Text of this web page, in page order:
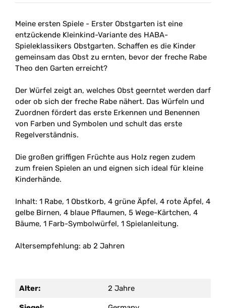
Meine ersten Spiele - Erster Obstgarten ist eine
entzückende Kleinkind-Variante des HABA-
Spieleklassikers Obstgarten. Schaffen es die Kinder
gemeinsam das Obst zu ernten, bevor der freche Rabe
Theo den Garten erreicht?
Der Würfel zeigt an, welches Obst geerntet werden darf
oder ob sich der freche Rabe nähert. Das Würfeln und
Zuordnen fördert das erste Erkennen und Benennen
von Farben und Symbolen und schult das erste
Regelverständnis.
Die großen griffigen Früchte aus Holz regen zudem
zum freien Spielen an und eignen sich ideal für kleine
Kinderhände.
Inhalt: 1 Rabe, 1 Obstkorb, 4 grüne Äpfel, 4 rote Äpfel, 4
gelbe Birnen, 4 blaue Pflaumen, 5 Wege-Kärtchen, 4
Bäume, 1 Farb-Symbolwürfel, 1 Spielanleitung.
Altersempfehlung: ab 2 Jahren
Alter: 2 Jahre